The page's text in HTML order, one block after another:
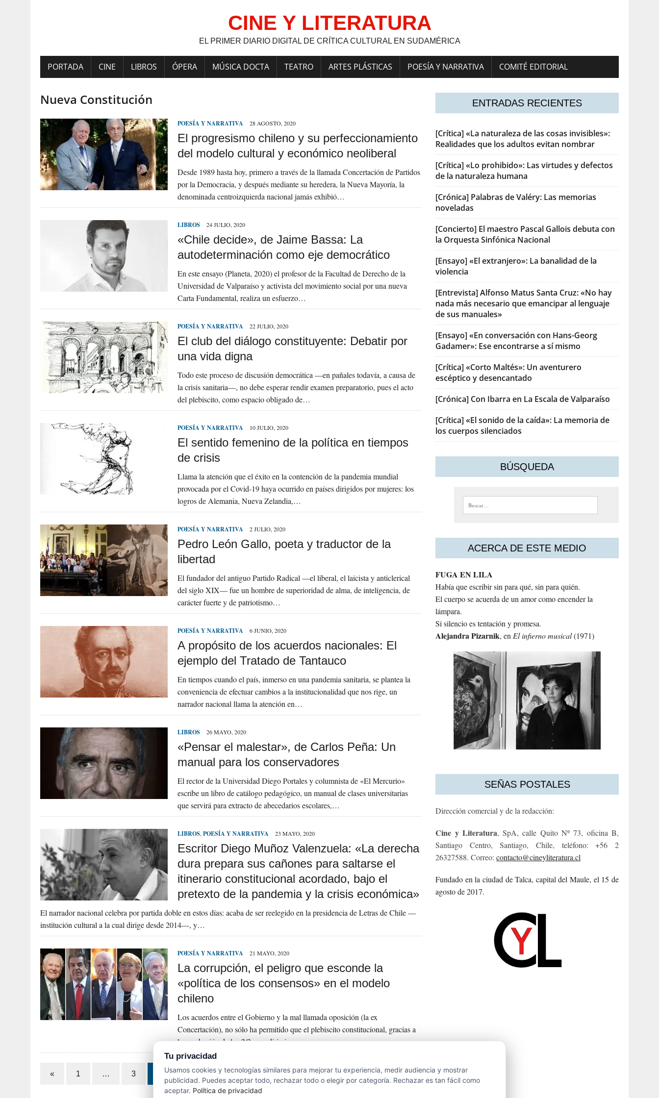
CINE Y LITERATURA
EL PRIMER DIARIO DIGITAL DE CRÍTICA CULTURAL EN SUDAMÉRICA
PORTADA CINE LIBROS ÓPERA MÚSICA DOCTA TEATRO ARTES PLÁSTICAS POESÍA Y NARRATIVA COMITÉ EDITORIAL
Nueva Constitución
POESÍA Y NARRATIVA 28 AGOSTO, 2020
El progresismo chileno y su perfeccionamiento
del modelo cultural y económico neoliberal
Desde 1989 hasta hoy, primero a través de la llamada Concertación de Partidos
por la Democracia, y después mediante su heredera, la Nueva Mayoría, la
denominada centroizquierda nacional jamás exhibió…
LIBROS 24 JULIO, 2020
«Chile decide», de Jaime Bassa: La
autodeterminación como eje democrático
En este ensayo (Planeta, 2020) el profesor de la Facultad de Derecho de la
Universidad de Valparaíso y activista del movimiento social por una nueva
Carta Fundamental, realiza un esfuerzo…
POESÍA Y NARRATIVA 22 JULIO, 2020
El club del diálogo constituyente: Debatir por
una vida digna
Todo este proceso de discusión democrática —en pañales todavía, a causa de
la crisis sanitaria—, no debe esperar rendir examen preparatorio, pues el acto
del plebiscito, como espacio obligado de…
POESÍA Y NARRATIVA 10 JULIO, 2020
El sentido femenino de la política en tiempos
de crisis
Llama la atención que el éxito en la contención de la pandemia mundial
provocada por el Covid-19 haya ocurrido en países dirigidos por mujeres: los
logros de Alemania, Nueva Zelandia,…
POESÍA Y NARRATIVA 2 JULIO, 2020
Pedro León Gallo, poeta y traductor de la
libertad
El fundador del antiguo Partido Radical —el liberal, el laicista y anticlerical
del siglo XIX— fue un hombre de superioridad de alma, de inteligencia, de
carácter fuerte y de patriotismo…
POESÍA Y NARRATIVA 6 JUNIO, 2020
A propósito de los acuerdos nacionales: El
ejemplo del Tratado de Tantauco
En tiempos cuando el país, inmerso en una pandemia sanitaria, se plantea la
conveniencia de efectuar cambios a la institucionalidad que nos rige, un
narrador nacional llama la atención en…
LIBROS 26 MAYO, 2020
«Pensar el malestar», de Carlos Peña: Un
manual para los conservadores
El rector de la Universidad Diego Portales y columnista de «El Mercurio»
escribe un libro de catálogo pedagógico, un manual de clases universitarias
que servirá para extracto de abecedarios escolares,…
LIBROS, POESÍA Y NARRATIVA 23 MAYO, 2020
Escritor Diego Muñoz Valenzuela: «La derecha
dura prepara sus cañones para saltarse el
itinerario constitucional acordado, bajo el
pretexto de la pandemia y la crisis económica»
El narrador nacional celebra por partida doble en estos días: acaba de ser reelegido en la presidencia de Letras de Chile —
institución cultural a la cual dirige desde 2014—, y…
POESÍA Y NARRATIVA 21 MAYO, 2020
La corrupción, el peligro que esconde la
«política de los consensos» en el modelo
chileno
Los acuerdos entre el Gobierno y la mal llamada oposición (la ex
Concertación), no sólo ha permitido que el plebiscito constitucional, gracias a
la aprobación de los 2/3 para dirimir…
Paginación
« 1 … 3
ENTRADAS RECIENTES
[Crítica] «La naturaleza de las cosas invisibles»:
Realidades que los adultos evitan nombrar
[Crítica] «Lo prohibido»: Las virtudes y defectos
de la naturaleza humana
[Crónica] Palabras de Valéry: Las memorias
noveladas
[Concierto] El maestro Pascal Gallois debuta con
la Orquesta Sinfónica Nacional
[Ensayo] «El extranjero»: La banalidad de la
violencia
[Entrevista] Alfonso Matus Santa Cruz: «No hay
nada más necesario que emancipar al lenguaje
de sus manuales»
[Ensayo] «En conversación con Hans-Georg
Gadamer»: Ese encontrarse a sí mismo
[Crítica] «Corto Maltés»: Un aventurero
escéptico y desencantado
[Crónica] Con Ibarra en La Escala de Valparaíso
[Crítica] «El sonido de la caída»: La memoria de
los cuerpos silenciados
BÚSQUEDA
Buscar:
ACERCA DE ESTE MEDIO
FUGA EN LILA
Había que escribir sin para qué, sin para quién.
El cuerpo se acuerda de un amor como encender la
lámpara.
Si silencio es tentación y promesa.
AlejandraPizarnik, enEl infierno musical(1971)
SEÑAS POSTALES
Dirección comercial y de la redacción:
Cine y Literatura, SpA, calle Quito Nº 73, oficina B,
Santiago Centro, Santiago, Chile, teléfono: +56 2
26327588. Correo:contacto@cineyliteratura.cl
Fundado en la ciudad de Talca, capital del Maule, el 15 de
agosto de 2017.
Tu privacidad
Usamos cookies y tecnologías similares para mejorar tu experiencia, medir audiencia y mostrar
publicidad. Puedes aceptar todo, rechazar todo o elegir por categoría. Rechazar es tan fácil como
aceptar. Política de privacidad